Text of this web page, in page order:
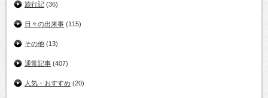
旅行記 (36)
日々の出来事 (115)
その他 (13)
通常記事 (407)
人気・おすすめ (20)